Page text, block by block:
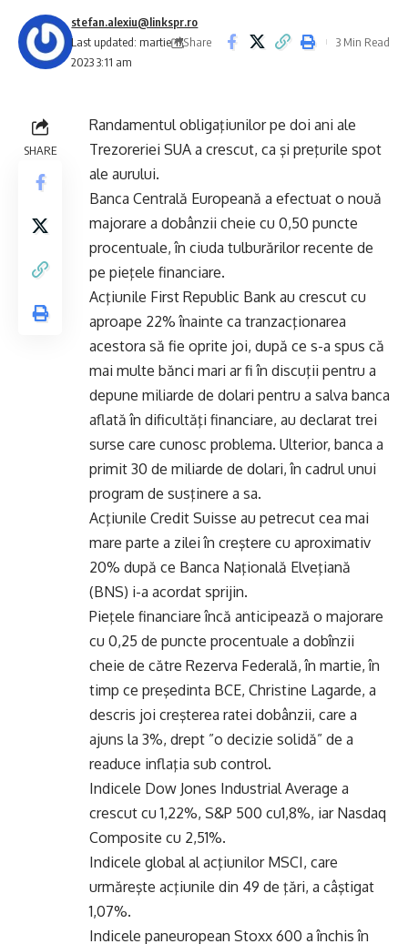
Last updated: martie 17,
2023 3:11 am
stefan.alexiu@linkspr.ro
Share
3 Min Read
SHARE
Randamentul obligaţiunilor pe doi ani ale
Trezoreriei SUA a crescut, ca şi preţurile spot
ale aurului.
Banca Centrală Europeană a efectuat o nouă
majorare a dobânzii cheie cu 0,50 puncte
procentuale, în ciuda tulburărilor recente de
pe pieţele financiare.
Acţiunile First Republic Bank au crescut cu
aproape 22% înainte ca tranzacţionarea
acestora să fie oprite joi, după ce s-a spus că
mai multe bănci mari ar fi în discuţii pentru a
depune miliarde de dolari pentru a salva banca
aflată în dificultăţi financiare, au declarat trei
surse care cunosc problema. Ulterior, banca a
primit 30 de miliarde de dolari, în cadrul unui
program de susţinere a sa.
Acţiunile Credit Suisse au petrecut cea mai
mare parte a zilei în creştere cu aproximativ
20% după ce Banca Naţională Elveţiană
(BNS) i-a acordat sprijin.
Pieţele financiare încă anticipează o majorare
cu 0,25 de puncte procentuale a dobînzii
cheie de către Rezerva Federală, în martie, în
timp ce preşedinta BCE, Christine Lagarde, a
descris joi creşterea ratei dobânzii, care a
ajuns la 3%, drept ”o decizie solidă” de a
readuce inflaţia sub control.
Indicele Dow Jones Industrial Average a
crescut cu 1,22%, S&P 500 cu1,8%, iar Nasdaq
Composite cu 2,51%.
Indicele global al acţiunilor MSCI, care
urmăreşte acţiunile din 49 de ţări, a câştigat
1,07%.
Indicele paneuropean Stoxx 600 a închis în